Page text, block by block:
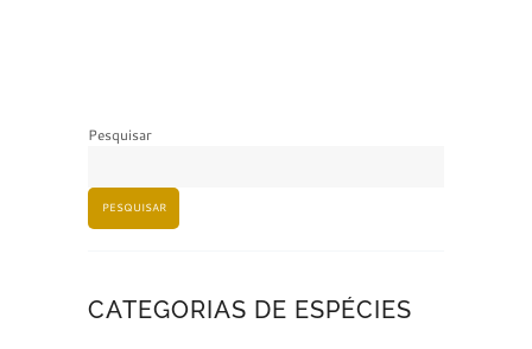
Pesquisar
PESQUISAR
CATEGORIAS DE ESPÉCIES